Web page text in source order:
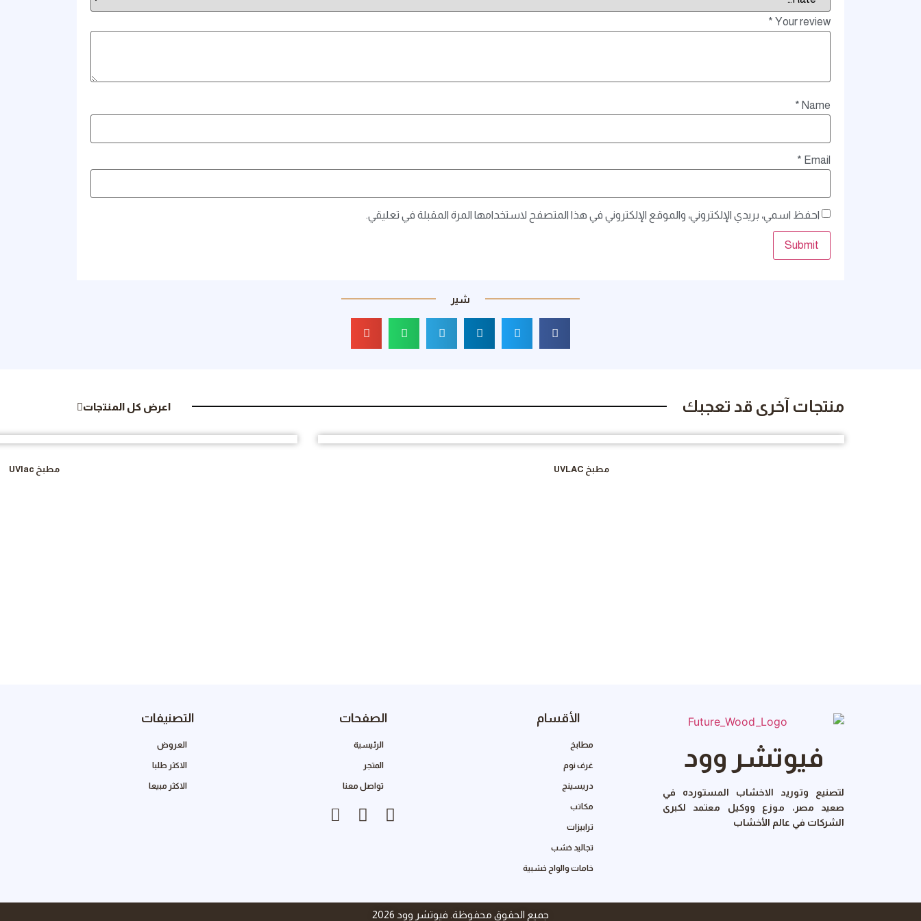
Your review
*
Name
*
Email
*
احفظ اسمي، بريدي الإلكتروني، والموقع الإلكتروني في هذا المتصفح لاستخدامها المرة المقبلة في تعليقي.
شير
منتجات آخرى قد تعجبك اعرض كل المنتجات
مطبخ UVLAC مطبخ UVlac
فيوتشر وود
لتصنيع وتوريد الاخشاب المستورده في
صعيد مصر، موزع ووكيل معتمد لكبرى
الشركات في عالم الأخشاب
الأقسام
مطابخ
غرف نوم
دريسينج
مكاتب
ترابيزات
تجاليد خشب
خامات والواح خشبية
الصفحات
الرئيسية
المتجر
تواصل معنا
التصنيفات
العروض
الاكثر طلبا
الاكثر مبيعا
جميع الحقوق محفوظة. فيوتشر وود 2026